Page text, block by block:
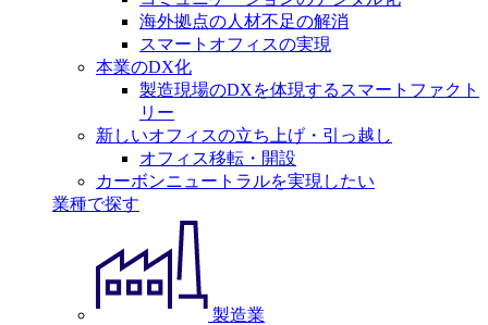
海外拠点の人材不足の解消
スマートオフィスの実現
本業のDX化
製造現場のDXを体現するスマートファクト
リー
新しいオフィスの立ち上げ・引っ越し
オフィス移転・開設
カーボンニュートラルを実現したい
業種で探す
製造業